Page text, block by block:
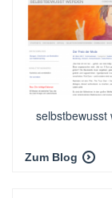
selbstbewusst
Zum Blog